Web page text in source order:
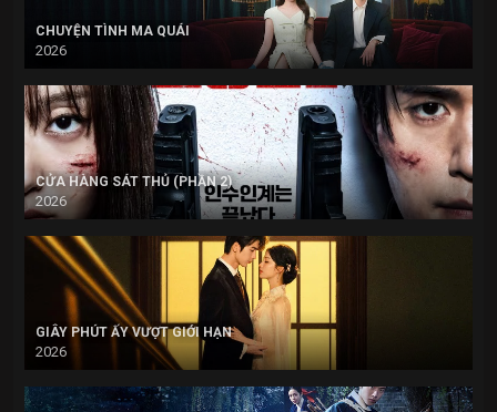
CHUYỆN TÌNH MA QUÁI
2026
CỬA HÀNG SÁT THỦ (PHẦN 2)
2026
GIÂY PHÚT ẤY VƯỢT GIỚI HẠN
2026